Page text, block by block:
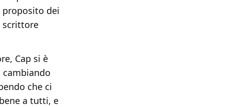
proposito dei
scrittore
Cap si è
che ci
a tutti, e